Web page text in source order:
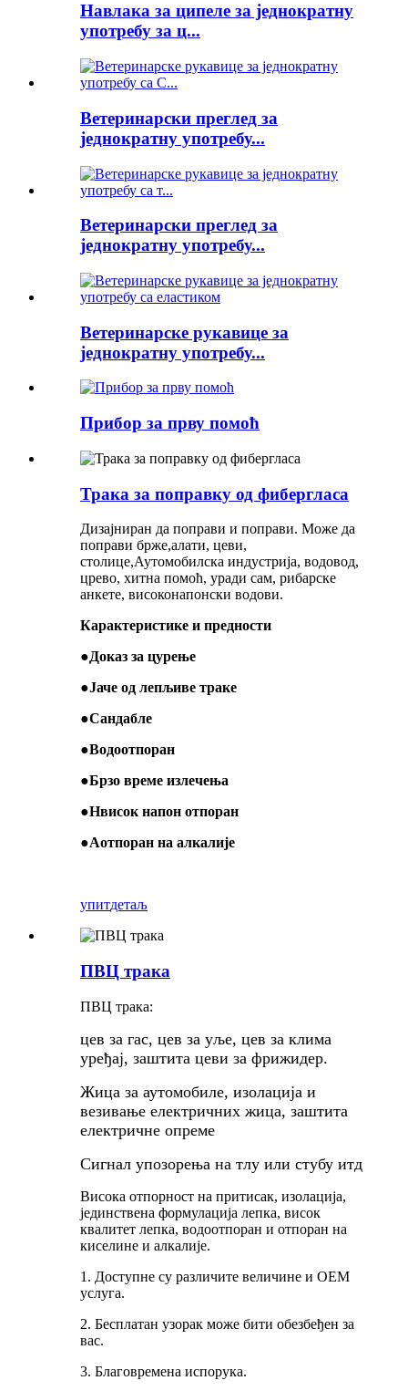
Навлака за ципеле за једнократну
употребу за ц...
Ветеринарски преглед за
једнократну употребу...
Ветеринарски преглед за
једнократну употребу...
Ветеринарске рукавице за
једнократну употребу...
Прибор за прву помоћ
Трака за поправку од фибергласа
Дизајниран да поправи и поправи. Може да
поправи брже,алати, цеви,
столице,Аутомобилска индустрија, водовод,
црево, хитна помоћ, уради сам, рибарске
анкете, високонапонски водови.
Карактеристике и предности
●Доказ за цурење
●Јаче од лепљиве траке
●Сандабле
●Водоотпоран
●Брзо време излечења
●Hвисок напон отпоран
●Aотпоран на алкалије
упитдетаљ
ПВЦ трака
ПВЦ трака:
цев за гас, цев за уље, цев за клима
уређај, заштита цеви за фрижидер.
Жица за аутомобиле, изолација и
везивање електричних жица, заштита
електричне опреме
Сигнал упозорења на тлу или стубу итд
Висока отпорност на притисак, изолација,
јединствена формулација лепка, висок
квалитет лепка, водоотпоран и отпоран на
киселине и алкалије.
1. Доступне су различите величине и ОЕМ
услуга.
2. Бесплатан узорак може бити обезбеђен за
вас.
3. Благовремена испорука.